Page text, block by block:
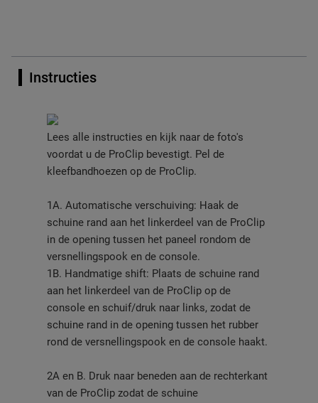
Instructies
Lees alle instructies en kijk naar de foto's
voordat u de ProClip bevestigt. Pel de
kleefbandhoezen op de ProClip.
1A. Automatische verschuiving: Haak de
schuine rand aan het linkerdeel van de ProClip
in de opening tussen het paneel rondom de
versnellingspook en de console.
1B. Handmatige shift: Plaats de schuine rand
aan het linkerdeel van de ProClip op de
console en schuif/druk naar links, zodat de
schuine rand in de opening tussen het rubber
rond de versnellingspook en de console haakt.
2A en B. Druk naar beneden aan de rechterkant
van de ProClip zodat de schuine